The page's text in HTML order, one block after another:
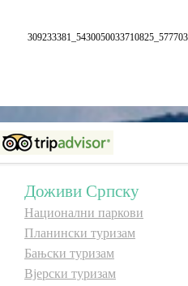
Мултимедија
Видео
Откриј Српску
Доживи Српску
Национални паркови
Планински туризам
Бањски туризам
Вјерски туризам